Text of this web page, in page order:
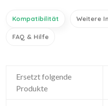
Kompatibilität Weitere
FAQ & Hilfe
Ersetzt folgende
Produkte